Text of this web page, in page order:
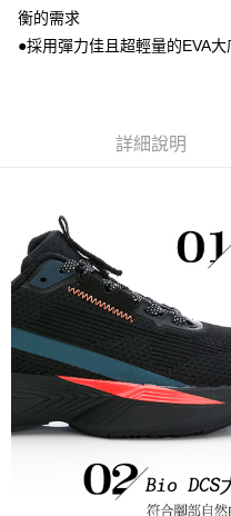
衡的需求
●採用彈力佳且超輕量的EVA
詳細說明